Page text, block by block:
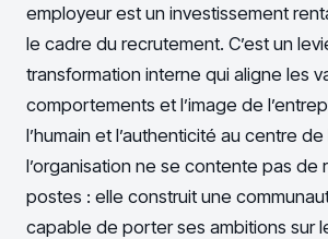
employeur est un investissement
le cadre du recrutement. C’est un
transformation interne qui aligne les
comportements et l’image de
l’humain et l’authenticité au centre de
l’organisation ne se contente pas de
postes : elle construit une
capable de porter ses ambitions sur